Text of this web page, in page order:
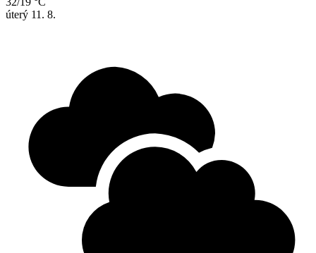
úterý 11. 8.